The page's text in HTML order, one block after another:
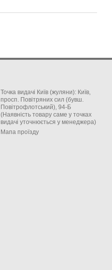
Точка видачі Київ (жуляни): Київ,
просп. Повітряних сил (бувш.
Повітрофлотський), 94-Б
(Наявність товару саме у точках
видачі уточнюється у менеджера)
Мапа проїзду